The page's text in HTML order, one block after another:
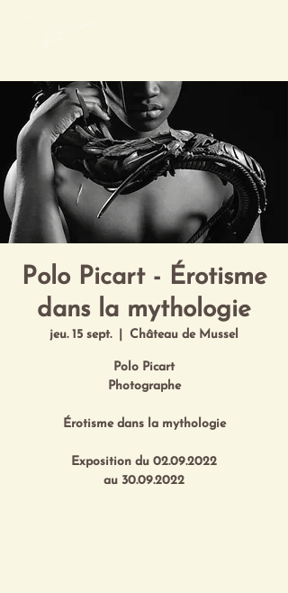
Polo Picart - Érotisme
dans la mythologie
jeu. 15 sept.
  |
Château de Mussel
Polo Picart
Photographe
Érotisme dans la mythologie
Exposition du 02.09.2022
au 30.09.2022